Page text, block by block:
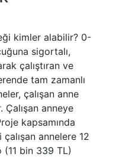
kimler alabilir? 0-
sigortalı,
çalıştıran ve
tam zamanlı
çalışan anne
anneye
kapsamında
annelere 12
bin 339 TL)